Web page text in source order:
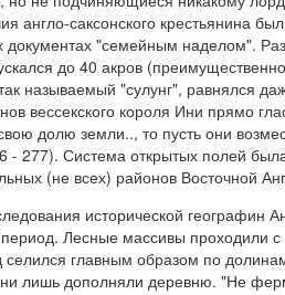
англо-саксонского крестьянина
документах "семейным наделом".
до 40 акров
называемый "сулунг", равнялся
вессекского короля Ини прямо
долю земли.., то пусть они
- 277). Система открытых полей
(не всех) районов Восточной
исторической географин
Лесные массивы проходили
главным образом по
лишь дополняли деревню. "Не